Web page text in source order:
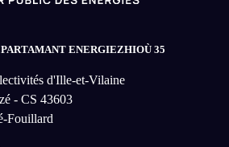
ENERGIEZHIOÙ 35
d'Ille-et-Vilaine
- CS 43603
Fouillard